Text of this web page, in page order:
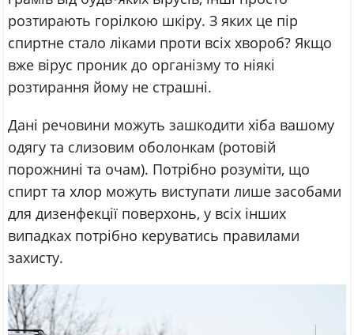
розтирають горілкою шкіру. З яких це пір
спиртне стало ліками проти всіх хвороб? Якщо
вже вірус проник до організму то ніякі
розтирання йому не страшні.
Дані речовини можуть зашкодити хіба вашому
одягу та слизовим оболонкам (ротовій
порожнині та очам). Потрібно розуміти, що
спирт та хлор можуть виступати лише засобами
для дизенфекції поверхонь, у всіх інших
випадках потрібно керуватись правилами
захисту.